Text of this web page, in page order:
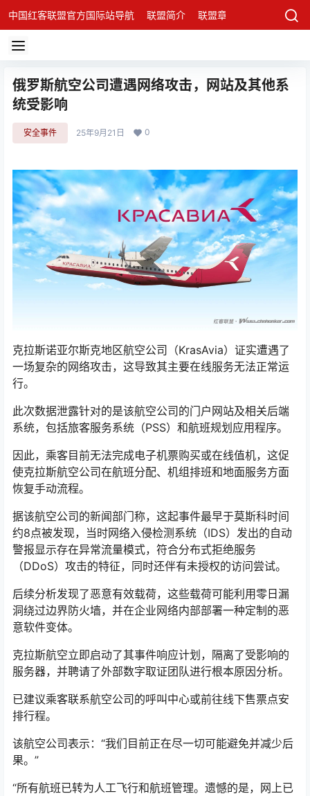
中国红客联盟官方国际站导航 联盟简介 联盟章程 联盟架构
俄罗斯航空公司遭遇网络攻击，网站及其他系
统受影响
安全事件 25年9月21日 0
克拉斯诺亚尔斯克地区航空公司（KrasAvia）证实遭遇了
一场复杂的网络攻击，这导致其主要在线服务无法正常运
行。
此次数据泄露针对的是该航空公司的门户网站及相关后端
系统，包括旅客服务系统（PSS）和航班规划应用程序。
因此，乘客目前无法完成电子机票购买或在线值机，这促
使克拉斯航空公司在航班分配、机组排班和地面服务方面
恢复手动流程。
据该航空公司的新闻部门称，这起事件最早于莫斯科时间
约8点被发现，当时网络入侵检测系统（IDS）发出的自动
警报显示存在异常流量模式，符合分布式拒绝服务
（DDoS）攻击的特征，同时还伴有未授权的访问尝试。
后续分析发现了恶意有效载荷，这些载荷可能利用零日漏
洞绕过边界防火墙，并在企业网络内部部署一种定制的恶
意软件变体。
克拉斯航空立即启动了其事件响应计划，隔离了受影响的
服务器，并聘请了外部数字取证团队进行根本原因分析。
已建议乘客联系航空公司的呼叫中心或前往线下售票点安
排行程。
该航空公司表示：“我们目前正在尽一切可能避免并减少后
果。”
“所有航班已转为人工飞行和航班管理。遗憾的是，网上已